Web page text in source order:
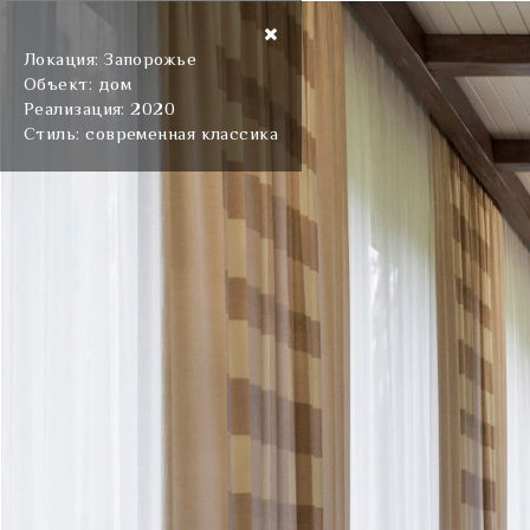
Локация: Запорожье
Объект: дом
Реализация: 2020
Стиль: современная классика